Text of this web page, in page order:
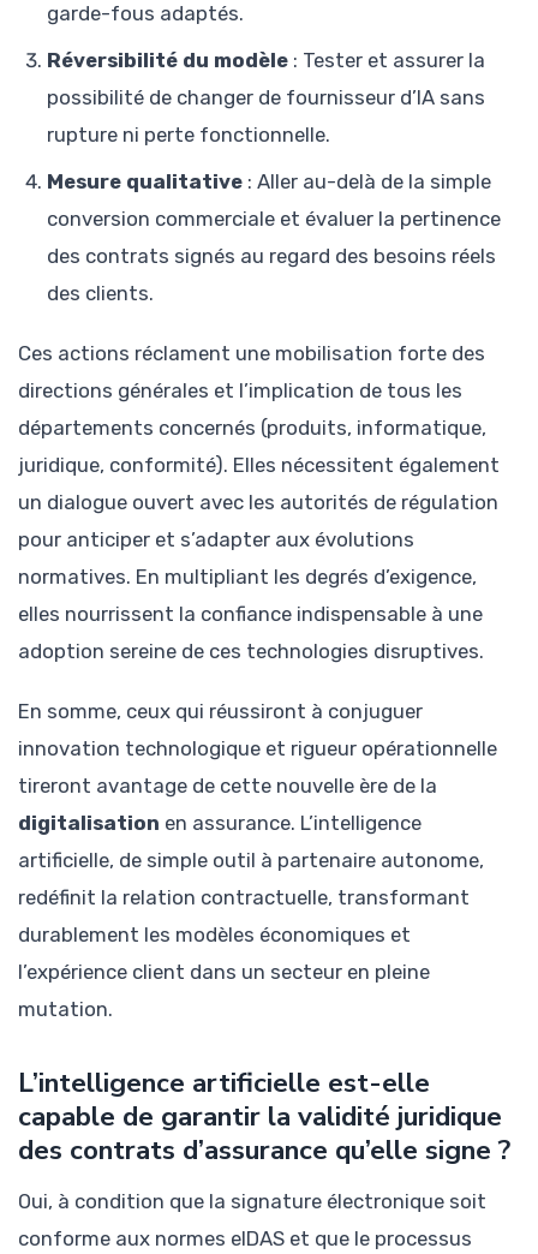
garde-fous adaptés.
Réversibilité du modèle : Tester et assurer la
possibilité de changer de fournisseur d’IA sans
rupture ni perte fonctionnelle.
Mesure qualitative : Aller au-delà de la simple
conversion commerciale et évaluer la pertinence
des contrats signés au regard des besoins réels
des clients.
Ces actions réclament une mobilisation forte des
directions générales et l’implication de tous les
départements concernés (produits, informatique,
juridique, conformité). Elles nécessitent également
un dialogue ouvert avec les autorités de régulation
pour anticiper et s’adapter aux évolutions
normatives. En multipliant les degrés d’exigence,
elles nourrissent la confiance indispensable à une
adoption sereine de ces technologies disruptives.
En somme, ceux qui réussiront à conjuguer
innovation technologique et rigueur opérationnelle
tireront avantage de cette nouvelle ère de la
digitalisation en assurance. L’intelligence
artificielle, de simple outil à partenaire autonome,
redéfinit la relation contractuelle, transformant
durablement les modèles économiques et
l’expérience client dans un secteur en pleine
mutation.
L’intelligence artificielle est-elle
capable de garantir la validité juridique
des contrats d’assurance qu’elle signe ?
Oui, à condition que la signature électronique soit
conforme aux normes eIDAS et que le processus